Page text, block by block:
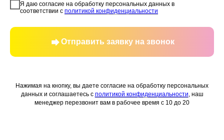
Я даю согласие на обработку персональных данных в
соответствии с политикой конфиденциальности
Отправить заявку на звонок
Нажимая на кнопку, вы даете согласие на обработку персональных
данных и соглашаетесь c политикой конфиденциальности, наш
менеджер перезвонит вам в рабочее время с 10 до 20